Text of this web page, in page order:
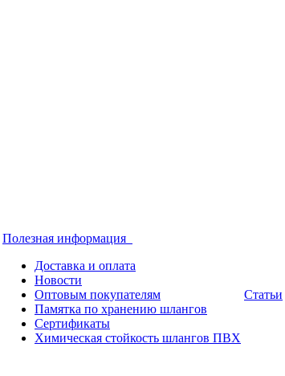
Полезная информация
Доставка и оплата
Новости
Оптовым покупателям
Памятка по хранению шлангов
Сертификаты
Химическая стойкость шлангов ПВХ
Статьи